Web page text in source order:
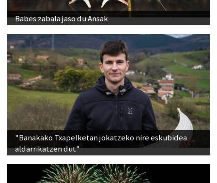
Babes zabala jaso du Ansak
"Banakako Txapelketan jokatzeko nire eskubidea
aldarrikatzen dut"